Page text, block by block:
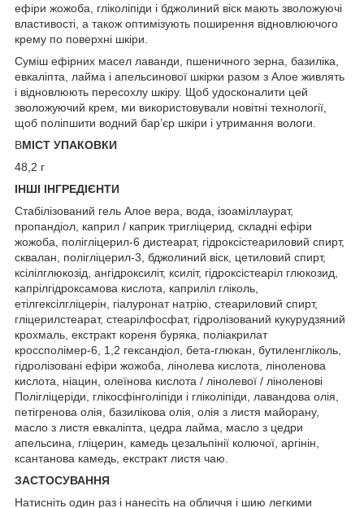
ефіри жожоба, гліколіпіди і бджолиний віск мають зволожуючі
властивості, а також оптимізують поширення відновлюючого
крему по поверхні шкіри.
Суміш ефірних масел лаванди, пшеничного зерна, базиліка,
евкаліпта, лайма і апельсинової шкірки разом з Алое живлять
і відновлюють пересохлу шкіру. Щоб удосконалити цей
зволожуючий крем, ми використовували новітні технології,
щоб поліпшити водний бар’єр шкіри і утримання вологи.
ВМІСТ УПАКОВКИ
48,2 г
ІНШІ ІНГРЕДІЄНТИ
Стабілізований гель Алое вера, вода, ізоаміллаурат,
пропандіол, каприл / каприк тригліцерид, складні ефіри
жожоба, полігліцерил-6 дистеарат, гідроксістеариловий спирт,
сквалан, полігліцерил-3, бджолиний віск, цетиловий спирт,
ксілілглюкозід, ангідроксиліт, ксиліт, гідроксістеаріл глюкозид,
капрілгідроксамова кислота, каприліл гліколь,
етілгексілгліцерін, гіалуронат натрію, стеариловий спирт,
гліцерилстеарат, стеарілфосфат, гідролізований кукурудзяний
крохмаль, екстракт кореня буряка, поліакрилат
кроссполімер-6, 1,2 гександіол, бета-глюкан, бутиленгліколь,
гідролізовані ефіри жожоба, лінолева кислота, ліноленова
кислота, ніацин, олеїнова кислота / лінолевої / ліноленові
Полігліцеріди, глікосфінголіпіди і гліколіпіди, лавандова олія,
петігренова олія, базилікова олія, олія з листя майорану,
масло з листя евкаліпта, цедра лайма, масло з цедри
апельсина, гліцерин, камедь цезальпінії колючої, аргінін,
ксантанова камедь, екстракт листя чаю.
ЗАСТОСУВАННЯ
Натисніть один раз і нанесіть на обличчя і шию легкими